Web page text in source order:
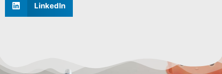
LinkedIn